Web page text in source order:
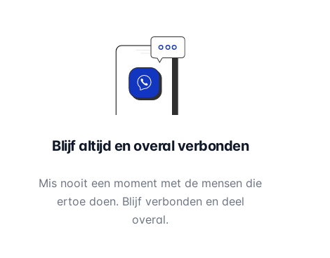
Blijf altijd en overal verbonden
Mis nooit een moment met de mensen die
ertoe doen. Blijf verbonden en deel
overal.